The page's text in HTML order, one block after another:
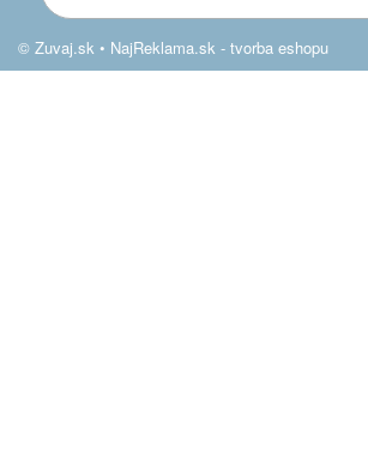
© Zuvaj.sk • NajReklama.sk - tvorba eshopu